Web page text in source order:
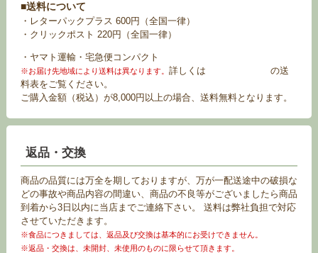
■送料について
・レターパックプラス 600円（全国一律）
・クリックポスト 220円（全国一律）
・ヤマト運輸・宅急便コンパクト
※お届け先地域により送料は異なります。 詳しくは
の送
料表をご覧ください。
ご購入金額（税込）が8,000円以上の場合、送料無料となります。
返品・交換
商品の品質には万全を期しておりますが、万が一配送途中の破損な
どの事故や商品内容の間違い、商品の不良等がございましたら商品
到着から3日以内に当店までご連絡下さい。 送料は弊社負担で対応
させていただきます。
※食品につきましては、返品及び交換は基本的にお受けできません。
※返品・交換は、未開封、未使用のものに限らせて頂きます。